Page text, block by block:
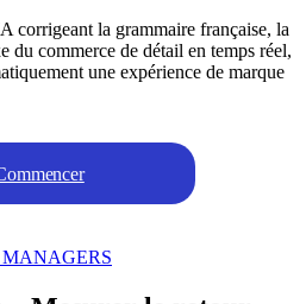
corrigeant la grammaire française, la
du commerce de détail en temps réel,
une expérience de marque